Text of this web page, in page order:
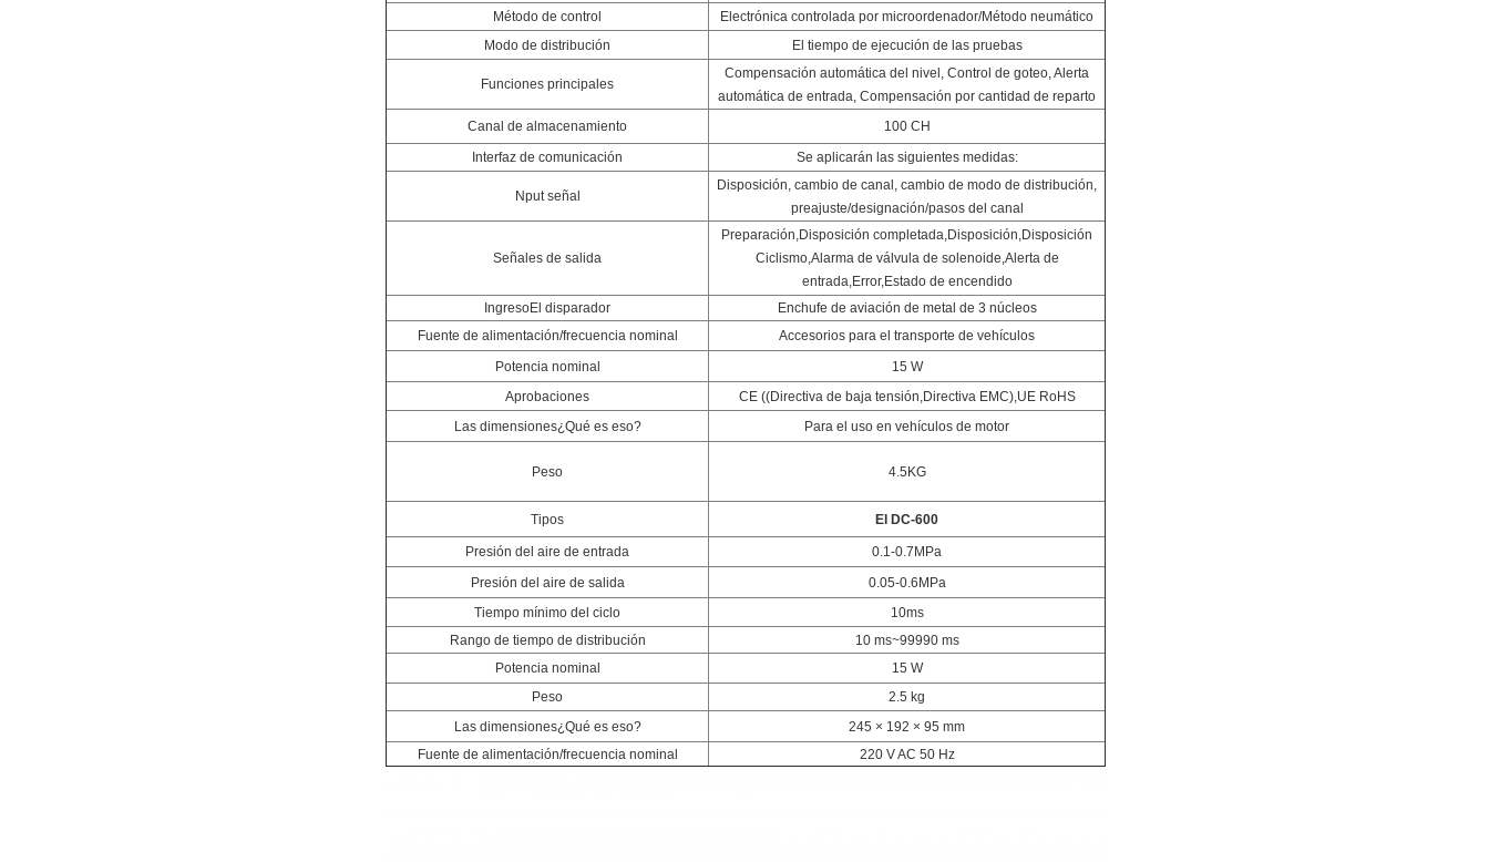
Método de control
Electrónica controlada por microordenador/Método neumático
Modo de distribución
El tiempo de ejecución de las pruebas
Funciones principales
Compensación automática del nivel, Control de goteo, Alerta
automática de entrada, Compensación por cantidad de reparto
Canal de almacenamiento
100 CH
Interfaz de comunicación
Se aplicarán las siguientes medidas:
Nput señal
Disposición, cambio de canal, cambio de modo de distribución,
preajuste/designación/pasos del canal
Señales de salida
Preparación,Disposición completada,Disposición,Disposición
Ciclismo,Alarma de válvula de solenoide,Alerta de
entrada,Error,Estado de encendido
IngresoEl disparador
Enchufe de aviación de metal de 3 núcleos
Fuente de alimentación/frecuencia nominal
Accesorios para el transporte de vehículos
Potencia nominal
15 W
Aprobaciones
CE ((Directiva de baja tensión,Directiva EMC),UE RoHS
Las dimensiones¿Qué es eso? Para el uso en vehículos de motor
Peso 4.5KG
Tipos El DC-600
Presión del aire de entrada
0.1-0.7MPa
Presión del aire de salida
0.05-0.6MPa
Tiempo mínimo del ciclo
10ms
Rango de tiempo de distribución
10 ms~99990 ms
Potencia nominal
15 W
Peso
2.5 kg
Las dimensiones¿Qué es eso?
245 × 192 × 95 mm
Fuente de alimentación/frecuencia nominal
220 V AC 50 Hz